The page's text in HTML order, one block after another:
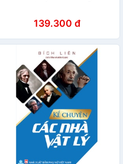
139.300 đ